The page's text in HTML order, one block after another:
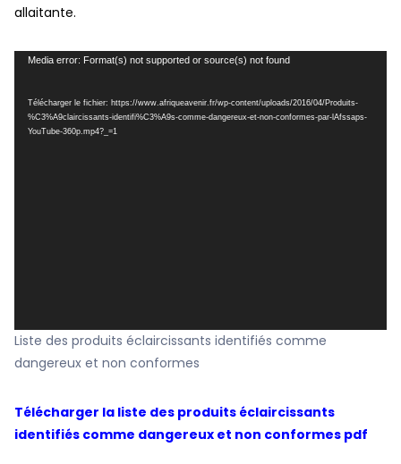
allaitante.
Lecteur
Media error: Format(s) not supported or source(s) not found
Télécharger le fichier: https://www.afriqueavenir.fr/wp-content/uploads/2016/04/Produits-
%C3%A9claircissants-identifi%C3%A9s-comme-dangereux-et-non-conformes-par-lAfssaps-
YouTube-360p.mp4?_=1
Liste des produits éclaircissants identifiés comme
dangereux et non conformes
Télécharger la liste des produits éclaircissants
identifiés comme dangereux et non conformes pdf